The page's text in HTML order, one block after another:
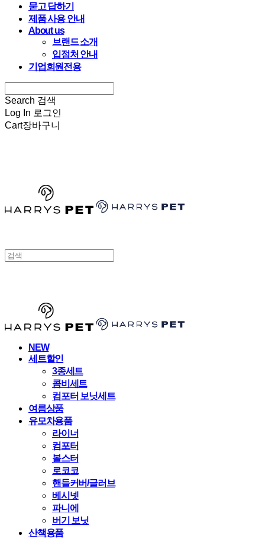
묻고 답하기
제품 사용 안내
About us
브랜드 소개
입점처 안내
기업회원전용
Search 검색
Log In 로그인
Cart장바구니
NEW
세트할인
3종세트
콤비세트
컴포터 보닛세트
여름상품
유모차용품
라이너
컴포터
볼스터
로코코
핸들커버/글러브
베시넷
파니에
버기 보닛
산책용품